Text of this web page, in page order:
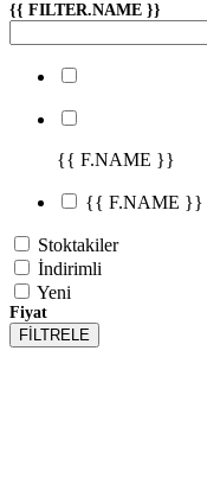
{{ FILTER.NAME }}
{{ F.NAME }}
{{ F.NAME }}
Stoktakiler
İndirimli
Yeni
Fiyat
FİLTRELE